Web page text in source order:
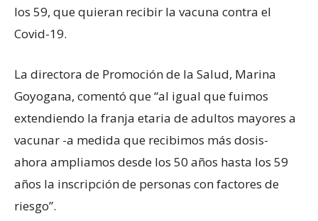
los 59, que quieran recibir la vacuna contra el
Covid-19.
La directora de Promoción de la Salud, Marina
Goyogana, comentó que “al igual que fuimos
extendiendo la franja etaria de adultos mayores a
vacunar -a medida que recibimos más dosis-
ahora ampliamos desde los 50 años hasta los 59
años la inscripción de personas con factores de
riesgo”.